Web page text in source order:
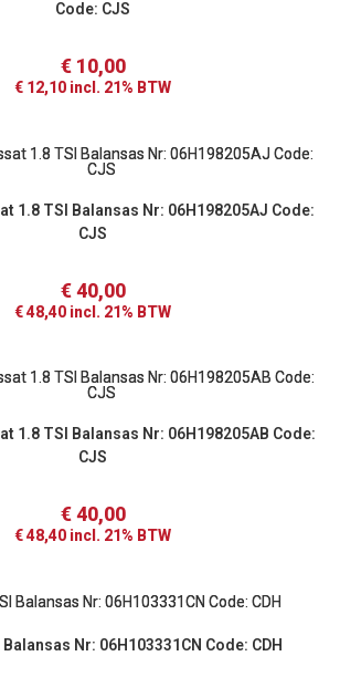
Code: CJS
€10,00
€ 12,10 incl. 21% BTW
1.8 TSI Balansas Nr: 06H198205AJ Code:
CJS
€40,00
€48,40 incl. 21% BTW
1.8 TSI Balansas Nr: 06H198205AB Code:
CJS
€40,00
€48,40 incl. 21% BTW
Nr: 06H103331CN Code: CDH